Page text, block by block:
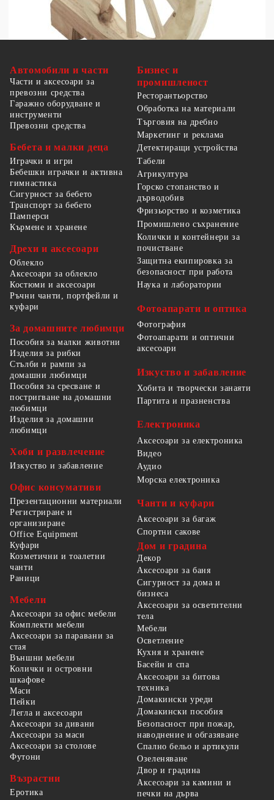
Автомобили и части
Части и аксесоари за
превозни средства
Гаражно оборудване и
инструменти
Превозни средства
Бебета и малки деца
Играчки и игри
Бебешки играчки и активна
гимнастика
Сигурност за бебето
Транспорт за бебето
Памперси
Кърмене и хранене
Дрехи и аксесоари
Облекло
Аксесоари за облекло
Костюми и аксесоари
Ръчни чанти, портфейли и
куфари
За домашните любимци
Пособия за малки животни
Изделия за рибки
Стълби и рампи за
домашни любимци
Пособия за сресване и
постригване на домашни
любимци
Изделия за домашни
любимци
Хоби и развлечение
Изкуство и забавление
Офис консумативи
Презентационни материали
Регистриране и
организиране
Office Equipment
Бизнес и
промишленост
Ресторантьорство
Обработка на материали
Търговия на дребно
Маркетинг и реклама
Детектиращи устройства
Табели
Агрикултура
Горско стопанство и
дърводобив
Фризьорство и козметика
Промишлено съхранение
Колички и контейнери за
почистване
Защитна екипировка за
безопасност при работа
Наука и лаборатории
Фотоапарати и оптика
Фотография
Фотоапарати и оптични
аксесоари
Изкуство и забавление
Хобита и творчески занаяти
Партита и празненства
Електроника
Аксесоари за електроника
Видео
Аудио
Морска електроника
Чанти и куфари
Аксесоари за багаж
Спортни сакове
Куфари
Козметични и тоалетни
чанти
Раници
Мебели
Аксесоари за офис мебели
Комплекти мебели
Аксесоари за паравани за
стая
Външни мебели
Колички и островни
шкафове
Маси
Пейки
Легла и аксесоари
Аксесоари за дивани
Аксесоари за маси
Аксесоари за столове
Футони
Възрастни
Еротика
Дом и градина
Декор
Аксесоари за баня
Сигурност за дома и
бизнеса
Аксесоари за осветителни
тела
Мебели
Осветление
Кухня и хранене
Басейн и спа
Аксесоари за битова
техника
Домакински уреди
Домакински пособия
Безопасност при пожар,
наводнение и обгазяване
Спално бельо и артикули
Озеленяване
Двор и градина
Аксесоари за камини и
печки на дърва